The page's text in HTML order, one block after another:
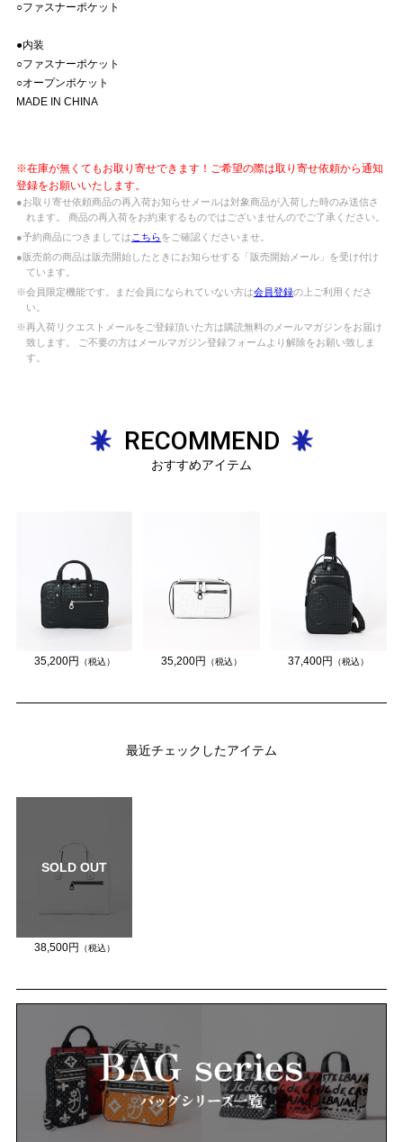
○ファスナーポケット
●内装
○ファスナーポケット
○オープンポケット
MADE IN CHINA
※在庫が無くてもお取り寄せできます！ご希望の際は取り寄せ依頼から通知
登録をお願いいたします。
●お取り寄せ依頼商品の再入荷お知らせメールは対象商品が入荷した時のみ送信さ
れます。 商品の再入荷をお約束するものではございませんのでご了承ください。
●予約商品につきましては こちらをご確認くださいませ。
●販売前の商品は販売開始したときにお知らせする「販売開始メール」を受け付け
ています。
※会員限定機能です。まだ会員になられていない方は会員登録の上ご利用くださ
い。
※再入荷リクエストメールをご登録頂いた方は購読無料のメールマガジンをお届け
致します。 ご不要の方はメールマガジン登録フォームより解除をお願い致しま
す。
RECOMMEND
おすすめアイテム
35,200円 （税込） 35,200円 （税込） 37,400円 （税込）
最近チェックしたアイテム
SOLD OUT
38,500円 （税込）